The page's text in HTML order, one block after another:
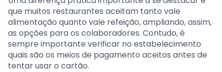
que muitos restaurantes aceitam tanto vale
alimentação quanto vale refeição, ampliando, assim,
as opções para os colaboradores. Contudo, é
sempre importante verificar no estabelecimento
quais são os meios de pagamento aceitos antes de
tentar usar o cartão.